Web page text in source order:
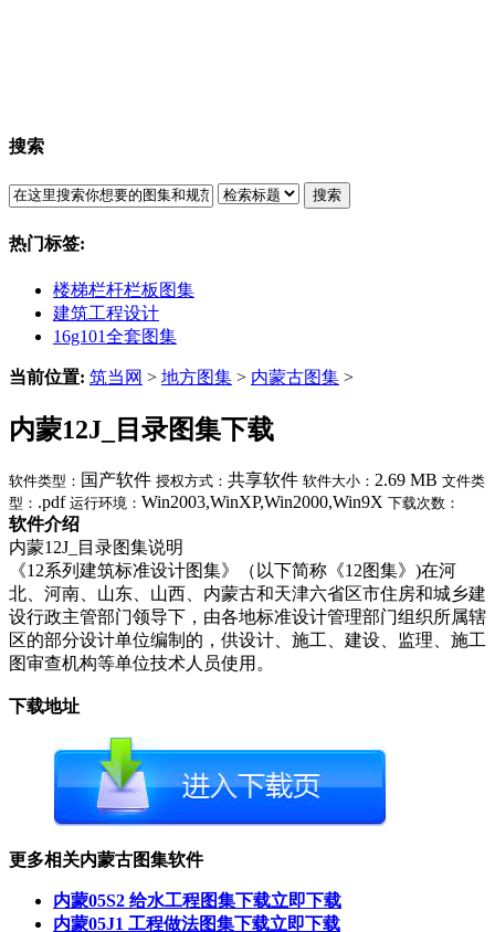
搜索
搜索
热门标签:
楼梯栏杆栏板图集
建筑工程设计
16g101全套图集
当前位置: 筑当网 > 地方图集 > 内蒙古图集 >
内蒙12J_目录图集下载
软件类型： 国产软件 授权方式： 共享软件 软件大小： 2.69 MB 文件类
型： .pdf 运行环境： Win2003,WinXP,Win2000,Win9X 下载次数：
软件介绍
内蒙12J_目录图集说明
《12系列建筑标准设计图集》（以下简称《12图集》)在河
北、河南、山东、山西、内蒙古和天津六省区市住房和城乡建
设行政主管部门领导下，由各地标准设计管理部门组织所属辖
区的部分设计单位编制的，供设计、施工、建设、监理、施工
图审查机构等单位技术人员使用。
下载地址
更多相关内蒙古图集软件
内蒙05S2 给水工程图集下载立即下载
内蒙05J1 工程做法图集下载立即下载